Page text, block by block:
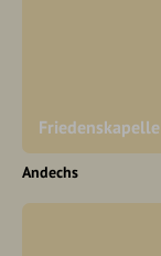
Friedenskapelle
Andechs